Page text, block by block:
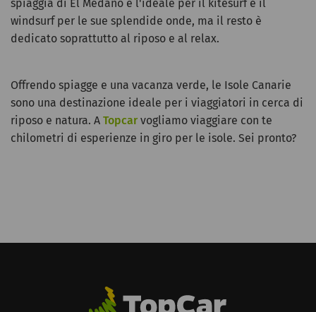
spiaggia di El Médano è l'ideale per il kitesurf e il
windsurf per le sue splendide onde, ma il resto è
dedicato soprattutto al riposo e al relax.
Offrendo spiagge e una vacanza verde, le Isole Canarie
sono una destinazione ideale per i viaggiatori in cerca di
riposo e natura. A Topcar vogliamo viaggiare con te
chilometri di esperienze in giro per le isole. Sei pronto?